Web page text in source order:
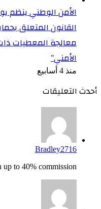
الأمن الوطني ينظم
القانون المتعلق
معالجة المعطيات
الأمني”
منذ 4 أسابيع
أحدث التعليقات
Bradley2716
to 40% commission!...